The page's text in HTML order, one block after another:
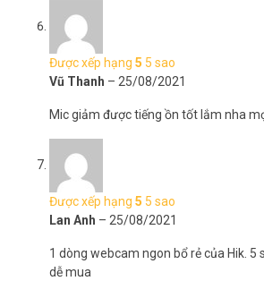
Được xếp hạng 5 5 sao
Vũ Thanh – 25/08/2021
Mic giảm được tiếng ồn tốt lắm nha
Được xếp hạng 5 5 sao
Lan Anh – 25/08/2021
1 dòng webcam ngon bổ rẻ của Hik. 5
dễ mua